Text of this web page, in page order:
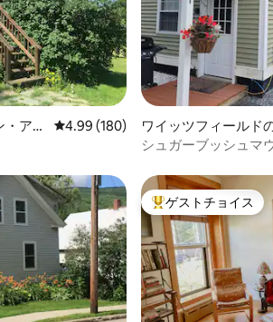
アパ
レビュー180件、5つ星中4.99つ星
4.99 (180)
ワイッツフィールド
ョン・アパート
シュガーブッシュマ
スです。 大好評のゲストチョ
ゲストチョイス